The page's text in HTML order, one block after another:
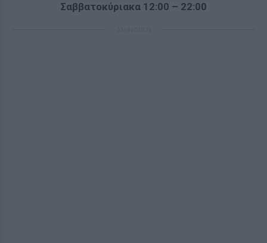
Σαββατοκύριακα 12:00 – 22:00